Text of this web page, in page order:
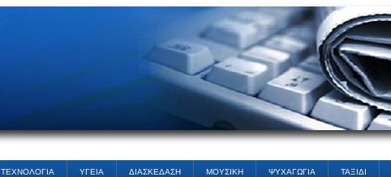
ΤΕΧΝΟΛΟΓΙΑ ΥΓΕΙΑ ΔΙΑΣΚΕΔΑΣΗ ΜΟΥΣΙΚΗ ΨΥΧΑΓΩΓΙΑ ΤΑΞΙΔΙ